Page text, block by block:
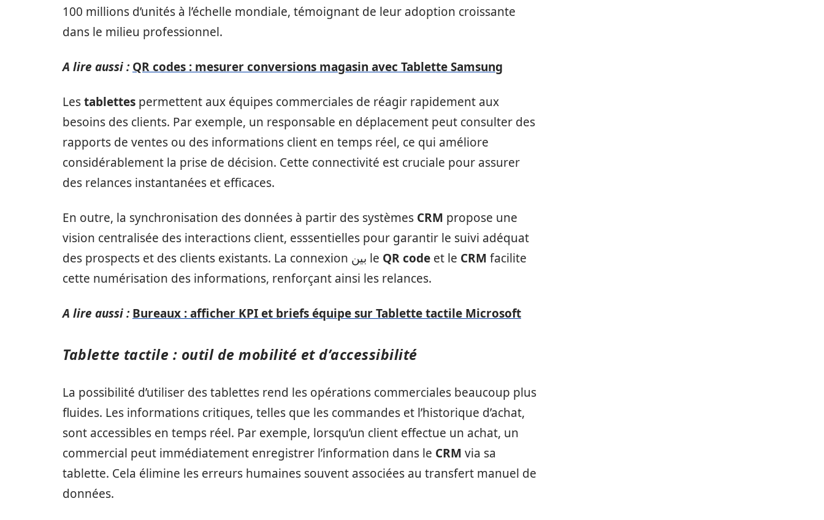
100 millions d’unités à l’échelle mondiale, témoignant de leur adoption croissante
dans le milieu professionnel.
A lire aussi : QR codes : mesurer conversions magasin avec Tablette Samsung
Lestablettes permettent aux équipes commerciales de réagir rapidement aux
besoins des clients. Par exemple, un responsable en déplacement peut consulter des
rapports de ventes ou des informations client en temps réel, ce qui améliore
considérablement la prise de décision. Cette connectivité est cruciale pour assurer
des relances instantanées et efficaces.
En outre, la synchronisation des données à partir des systèmes CRM propose une
vision centralisée des interactions client, esssentielles pour garantir le suivi adéquat
des prospects et des clients existants. La connexion بين le QR code et le CRM facilite
cette numérisation des informations, renforçant ainsi les relances.
A lire aussi : Bureaux : afficher KPI et briefs équipe sur Tablette tactile Microsoft
Tablette tactile : outil de mobilité et d’accessibilité
La possibilité d’utiliser des tablettes rend les opérations commerciales beaucoup plus
fluides. Les informations critiques, telles que les commandes et l’historique d’achat,
sont accessibles en temps réel. Par exemple, lorsqu’un client effectue un achat, un
commercial peut immédiatement enregistrer l’information dans le CRM via sa
tablette. Cela élimine les erreurs humaines souvent associées au transfert manuel de
données.